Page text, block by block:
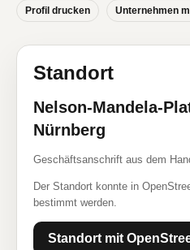
Profil drucken Unternehmen
Standort
Nelson-Mandela-
Nürnberg
Geschäftsanschrift aus dem
Der Standort konnte in
bestimmt werden.
Standort mit